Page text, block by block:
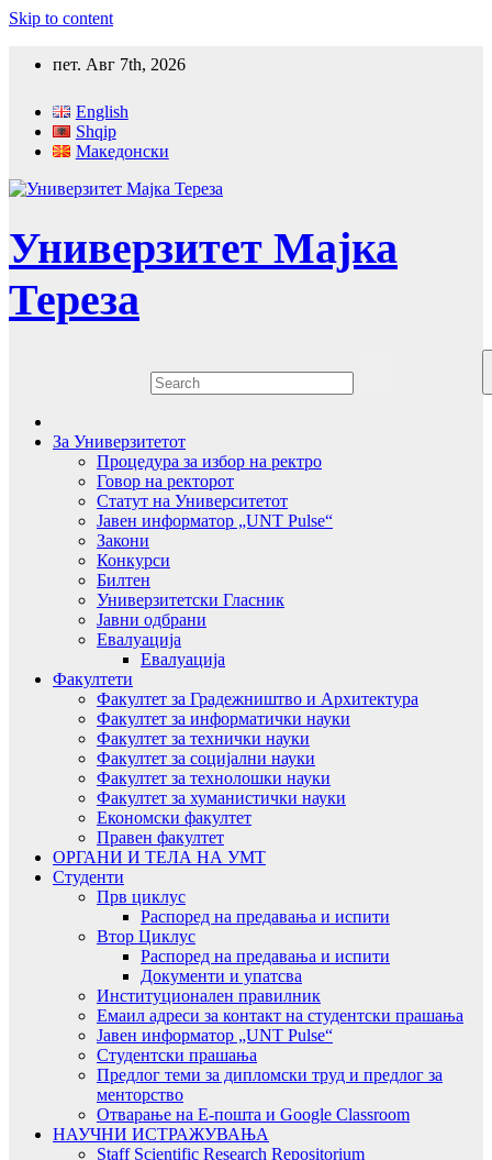
Skip to content
пет. Авг 7th, 2026
English
Shqip
Македонски
Универзитет Мајка
Тереза
За Универзитетот
Процедура за избор на ректро
Говор на ректорот
Статут на Университетот
Јавен информатор „UNT Pulse“
Закони
Конкурси
Билтен
Универзитетски Гласник
Јавни одбрани
Евалуација
Евалуација
Факултети
Факултет за Градежништво и Архитектура
Факултет за информатички науки
Факултет за технички науки
Факултет за социјални науки
Факултет за технолошки науки
Факултет за хуманистички науки
Економски факултет
Правен факултет
ОРГАНИ И ТЕЛА НА УМТ
Студенти
Прв циклус
Распоред на предавањa и испити
Втор Циклус
Распоред на предавањa и испити
Документи и упатсва
Институционален правилник
Емаил адреси за контакт на студентски прашања
Јавен информатор „UNT Pulse“
Студентски прашања
Предлог теми за дипломски труд и предлог за
менторство
Отварање на Е-пошта и Google Classroom
НАУЧНИ ИСТРАЖУВАЊА
Staff Scientific Research Repositorium